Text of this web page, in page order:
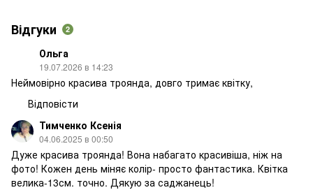
Відгуки 2
Ольга
19.07.2026 в 14:23
Неймовірно красива троянда, довго тримає квітку,
Відповісти
Тимченко Ксенія
04.06.2025 в 00:50
Дуже красива троянда! Вона набагато красивіша, ніж на
фото! Кожен день міняє колір- просто фантастика. Квітка
велика-13см. точно. Дякую за саджанець!